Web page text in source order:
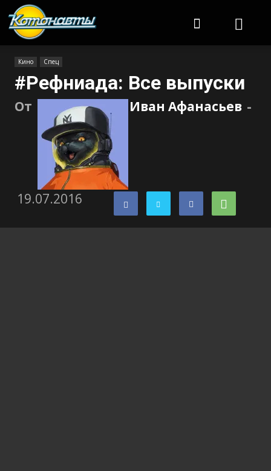
Кино Спец
#Рефниада: Все выпуски
От Иван Афанасьев -
19.07.2016